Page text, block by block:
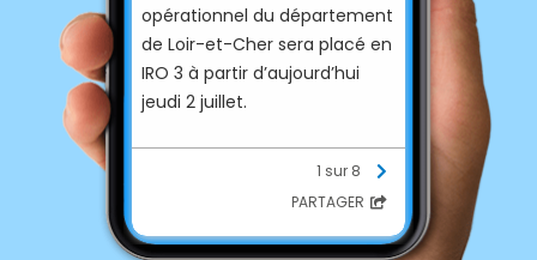
opérationnel du département
de Loir-et-Cher sera placé en
IRO 3 à partir d’aujourd’hui
jeudi 2 juillet.
et de propagation de feux de
végétation. Il s’agit d’un indice
1 sur 8
PARTAGER